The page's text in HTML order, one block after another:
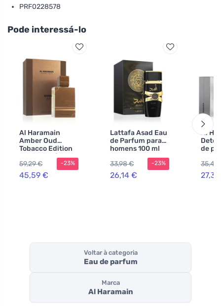
PRF0228578
Pode interessá-lo
Al Haramain
Amber Oud
Tobacco Edition
eau de parfum
unissex 60 ml
59,29 €
45,59 €
-23%
Lattafa Asad Eau
de Parfum para
homens 100 ml
33,98 €
26,14 €
-23%
Al
de
35,48
Voltar à categoria
Eau de parfum
Marca
Al Haramain